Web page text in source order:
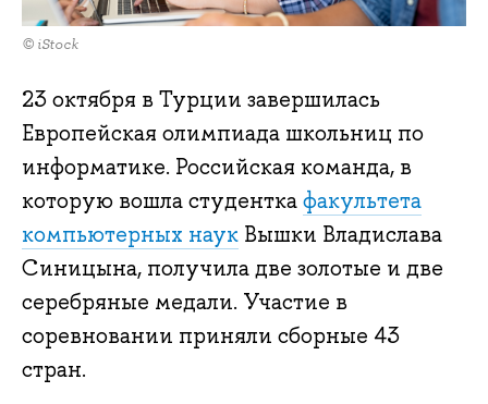
© iStock
23 октября в Турции завершилась
Европейская олимпиада школьниц по
информатике. Российская команда, в
которую вошла студенткафакультета
компьютерных наук Вышки Владислава
Синицына, получила две золотые и две
серебряные медали. Участие в
соревновании приняли сборные 43
стран.